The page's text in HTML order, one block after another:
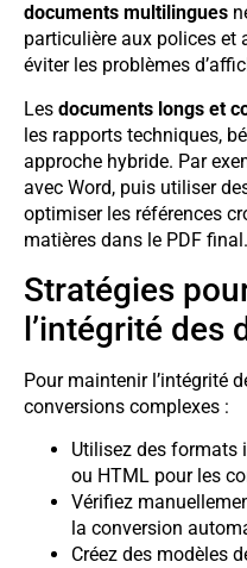
documents multilingues
particulière aux polices et
éviter les problèmes
Les documents longs et
les rapports techniques,
approche hybride. Par
avec Word, puis utiliser
optimiser les références
matières dans le PDF final.
Stratégies
l’intégrité des
Pour maintenir l’intégrité
conversions complexes :
Utilisez des formats
ou HTML pour les
Vérifiez
la conversion
Créez des modèles